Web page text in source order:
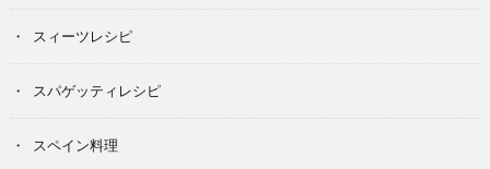
スィーツレシピ
スパゲッティレシピ
スペイン料理